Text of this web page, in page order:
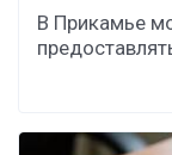
В Прикамье